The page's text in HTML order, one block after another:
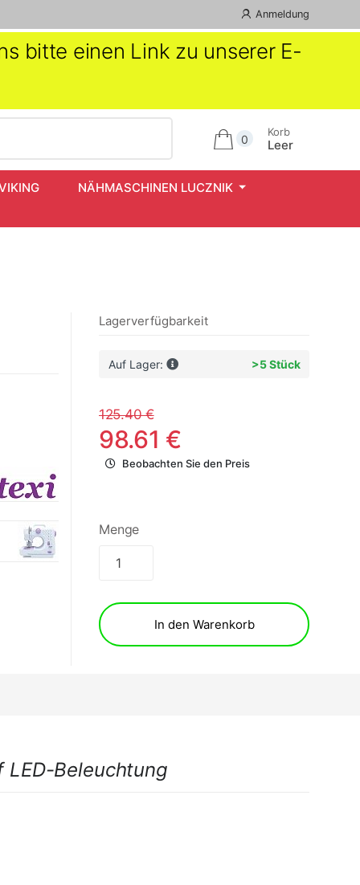
Anmeldung
bitte einen Link zu unserer E-
0
Korb
Leer
NÄHMASCHINEN LUCZNIK
Lagerverfügbarkeit
Auf Lager: >5 Stück
125.40 €
98.61 €
Beobachten Sie den Preis
Menge
In den Warenkorb
LED-Beleuchtung